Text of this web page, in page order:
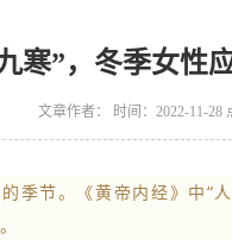
寒”，冬季女性
文章作者： 时间：2022-11-28
季节。《黄帝内经》中“